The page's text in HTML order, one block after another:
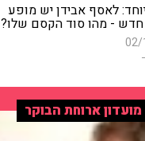
לאסף אבידן יש מופע
חדש - מהו סוד הקסם שלו?
02/
מועדון ארוחת הבוקר